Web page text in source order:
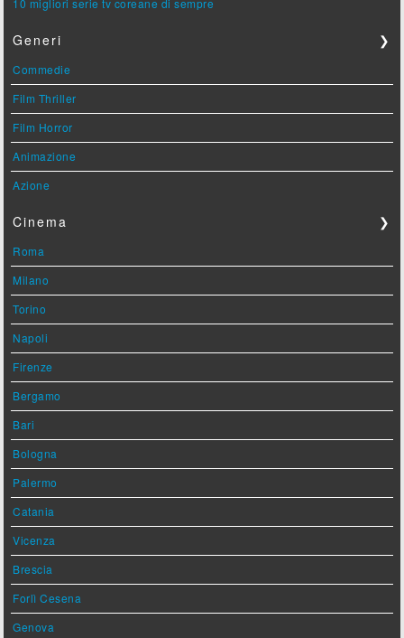
10 migliori serie tv coreane di sempre
Generi ❯
Commedie
Film Thriller
Film Horror
Animazione
Azione
Cinema ❯
Roma
Milano
Torino
Napoli
Firenze
Bergamo
Bari
Bologna
Palermo
Catania
Vicenza
Brescia
Forlì Cesena
Genova